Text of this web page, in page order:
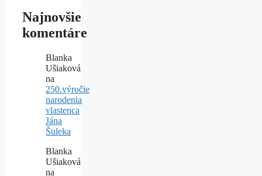
Najnovšie
komentáre
Blanka
Ušiaková
na
250.výročie
narodenia
vlastenca
Jána
Šuleka
Blanka
Ušiaková
na